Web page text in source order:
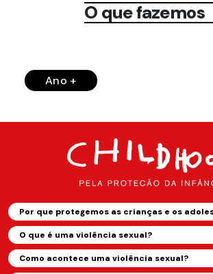
O que fazemos
Ano +
Por que protegemos as crianças e os
O que é uma violência sexual?
Como acontece uma violência sexual?